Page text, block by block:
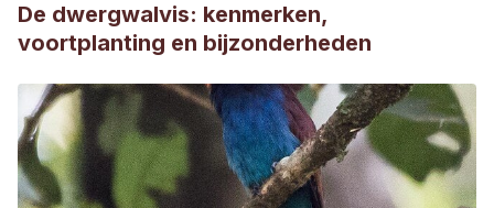
De dwergwalvis: kenmerken,
voortplanting en bijzonderheden